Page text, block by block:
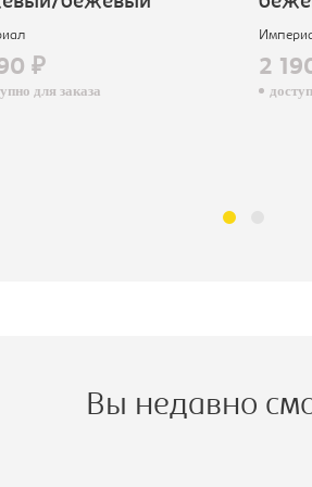
₽
для заказа
2
Вы недавно